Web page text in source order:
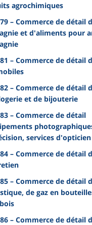
agrochimiques
– Commerce de détail
et d'aliments pour
– Commerce de détail
– Commerce de détail
et de bijouterie
– Commerce de détail
services d'opticien
– Commerce de détail
– Commerce de détail
de gaz en
– Commerce de détail